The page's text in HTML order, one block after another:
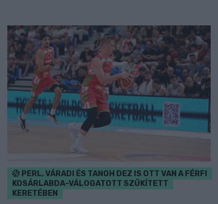
PERL, VÁRADI ÉS TANOH DEZ IS OTT VAN A FÉRFI
KOSÁRLABDA-VÁLOGATOTT SZŰKÍTETT
KERETÉBEN